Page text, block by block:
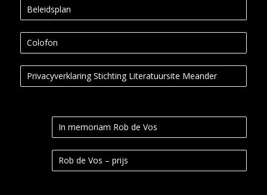
Beleidsplan
Colofon
Privacyverklaring Stichting Literatuursite Meander
In memoriam Rob de Vos
Rob de Vos – prijs